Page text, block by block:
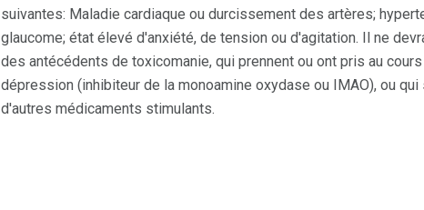
suivantes: Maladie cardiaque ou durcissement des artères;
glaucome; état élevé d'anxiété, de tension ou d'agitation. Il ne
des antécédents de toxicomanie, qui prennent ou ont pris au
dépression (inhibiteur de la monoamine oxydase ou IMAO), ou
d'autres médicaments stimulants.